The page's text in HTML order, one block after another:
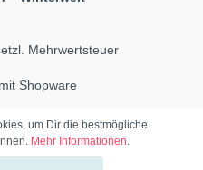
Mehrwertsteuer
Shopware
um Dir die bestmögliche
Mehr Informationen.